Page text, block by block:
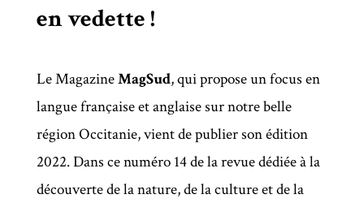
en vedette !
Le MagazineMagSud, qui propose un focus en
langue française et anglaise sur notre belle
région Occitanie, vient de publier son édition
2022. Dans ce numéro 14 de la revue dédiée à la
découverte de la nature, de la culture et de la